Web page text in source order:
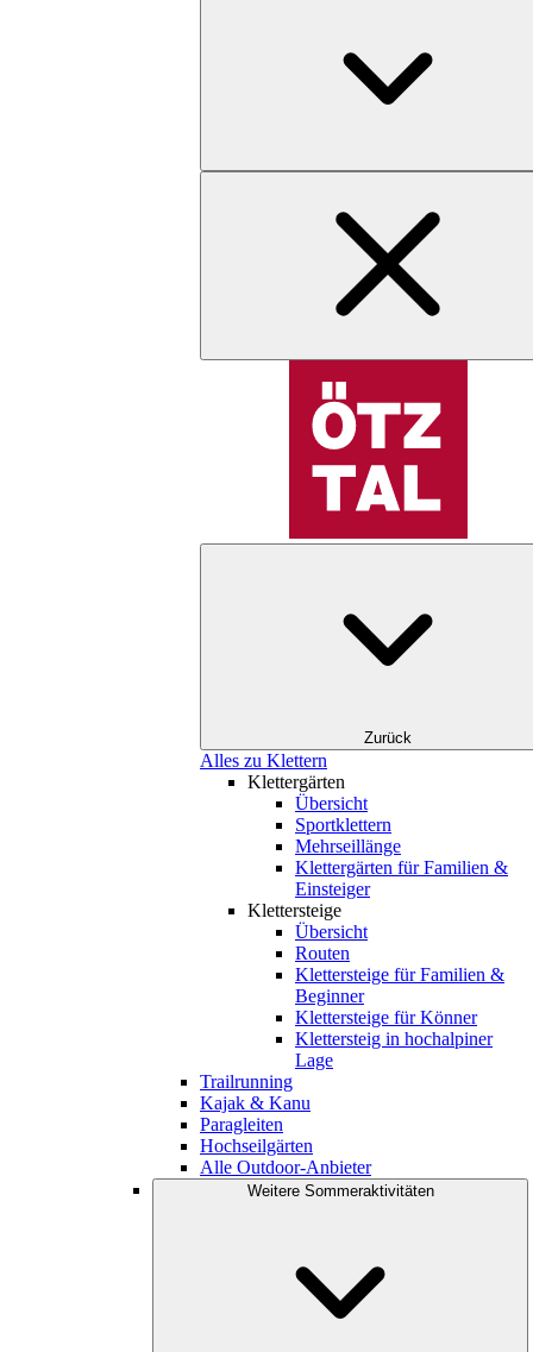
Zurück
Alles zu Klettern
Klettergärten
Übersicht
Sportklettern
Mehrseillänge
Klettergärten für Familien &
Einsteiger
Klettersteige
Übersicht
Routen
Klettersteige für Familien &
Beginner
Klettersteige für Könner
Klettersteig in hochalpiner
Lage
Trailrunning
Kajak & Kanu
Paragleiten
Hochseilgärten
Alle Outdoor-Anbieter
Weitere Sommeraktivitäten